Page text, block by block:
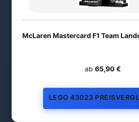
McLaren Mastercard F1 Team
ab 65,90 €
LEGO 43023